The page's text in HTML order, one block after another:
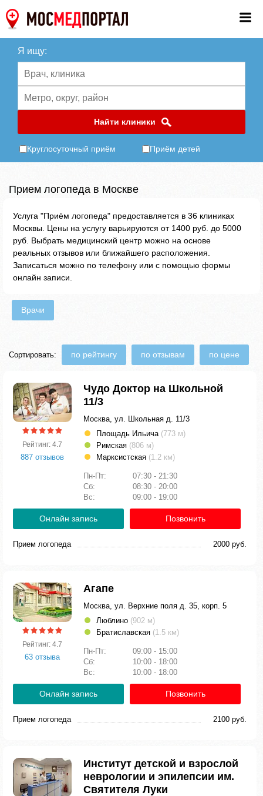
Я ищу:
Найти клиники
Круглосуточный приём Приём детей
Прием логопеда в Москве
Услуга "Приём логопеда" предоставляется в 36 клиниках
Москвы. Цены на услугу варьируются от 1400 руб. до 5000
руб. Выбрать медицинский центр можно на основе
реальных отзывов или ближайшего расположения.
Записаться можно по телефону или с помощью формы
онлайн записи.
Врачи
Сортировать: по рейтингу по отзывам по цене
Рейтинг: 4.7
887 отзывов
Чудо Доктор на Школьной
11/3
Москва, ул. Школьная д. 11/3
Площадь Ильича (773 м)
Римская (806 м)
Марксистская (1.2 км)
Пн-Пт:
07:30 - 21:30
Сб:
08:30 - 20:00
Вс:
09:00 - 19:00
Онлайн запись Позвонить
Прием логопеда 2000 руб.
Рейтинг: 4.7
63 отзыва
Агапе
Москва, ул. Верхние поля д. 35, корп. 5
Люблино (902 м)
Братиславская (1.5 км)
Пн-Пт:
09:00 - 15:00
Сб:
10:00 - 18:00
Вс:
10:00 - 18:00
Онлайн запись Позвонить
Прием логопеда 2100 руб.
Институт детской и взрослой
неврологии и эпилепсии им.
Святителя Луки